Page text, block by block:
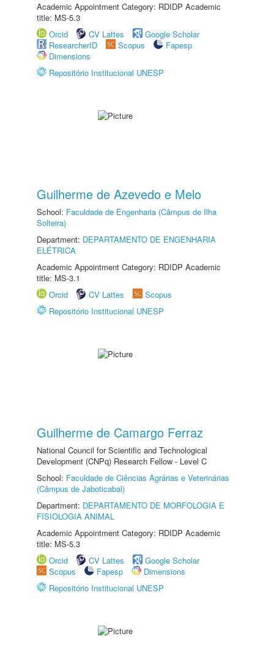
Academic Appointment Category: RDIDP Academic
title: MS-5.3
Orcid
CV Lattes
Google Scholar
ResearcherID
Scopus
Fapesp
Dimensions
Repositório Institucional UNESP
Guilherme de Azevedo e Melo
School: Faculdade de Engenharia (Câmpus de Ilha
Solteira)
Department: DEPARTAMENTO DE ENGENHARIA
ELÉTRICA
Academic Appointment Category: RDIDP Academic
title: MS-3.1
Orcid
CV Lattes
Scopus
Repositório Institucional UNESP
Guilherme de Camargo Ferraz
National Council for Scientific and Technological
Development (CNPq) Research Fellow - Level C
School: Faculdade de Ciências Agrárias e Veterinárias
(Câmpus de Jaboticabal)
Department: DEPARTAMENTO DE MORFOLOGIA E
FISIOLOGIA ANIMAL
Academic Appointment Category: RDIDP Academic
title: MS-5.3
Orcid
CV Lattes
Google Scholar
Scopus
Fapesp
Dimensions
Repositório Institucional UNESP